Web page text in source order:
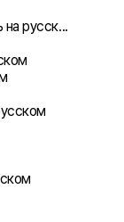
русск...